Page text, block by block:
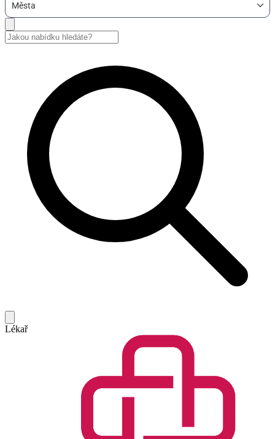
Města
Lékař